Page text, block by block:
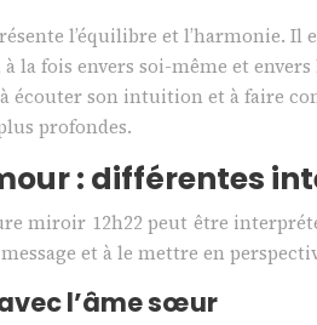
l’équilibre et l’harmonie.
la fois envers soi-même et envers
écouter son intuition et à faire
profondes.
: différentes
miroir 12h22 peut être
et à le mettre en
l’âme sœur